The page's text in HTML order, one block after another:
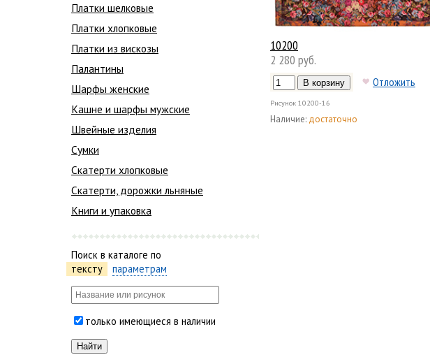
Платки шелковые
Платки хлопковые
Платки из вискозы
Палантины
Шарфы женские
Кашне и шарфы мужские
Швейные изделия
Сумки
Скатерти хлопковые
Скатерти, дорожки льняные
Книги и упаковка
Поиск в каталоге по
тексту
параметрам
только имеющиеся в наличии
10200
2 280 руб.
Отложить
Рисунок 10200-16
Наличие: достаточно